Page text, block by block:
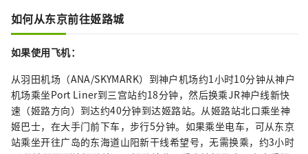
如何从东京前往姬路城
如果使用飞机：
从羽田机场（ANA/SKYMARK）到神户机场约1小时10分钟从神户
机场乘坐Port Liner到三宫站约18分钟，然后换乘JR神户线新快
速（姬路方向）到达约40分钟到达姬路站。从姬路站北口乘坐神
姬巴士，在大手门前下车，步行5分钟。如果乘坐电车，可从东京
站乘坐开往广岛的东海道山阳新干线希望号，无需换乘，约3小时